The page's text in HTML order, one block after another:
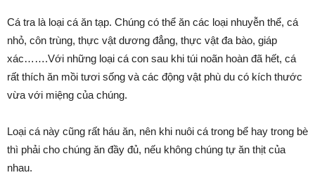
Cá tra là loại cá ăn tạp. Chúng có thể ăn các loại nhuyễn thể, cá
nhỏ, côn trùng, thực vật dương đẳng, thực vật đa bào, giáp
xác…….Với những loại cá con sau khi túi noãn hoàn đã hết, cá
rất thích ăn mồi tươi sống và các động vật phù du có kích thước
vừa với miệng của chúng.
Loại cá này cũng rất háu ăn, nên khi nuôi cá trong bể hay trong bè
thì phải cho chúng ăn đầy đủ, nếu không chúng tự ăn thịt của
nhau.